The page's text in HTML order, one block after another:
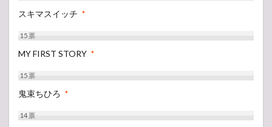
スキマスイッチ *
15票
MY FIRST STORY *
15票
鬼束ちひろ *
14票